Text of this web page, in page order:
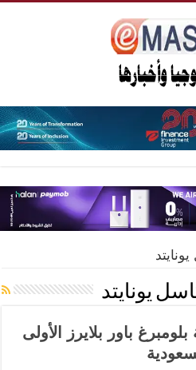
يونايتد
باور بلايرز الأولى